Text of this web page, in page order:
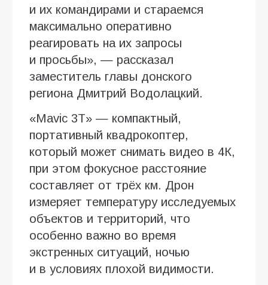
и их командирами и стараемся
максимально оперативно
реагировать на их запросы
и просьбы», — рассказал
заместитель главы донского
региона Дмитрий Водолацкий.
«Mavic 3T» — компактный,
портативный квадрокоптер,
который может снимать видео в 4К,
при этом фокусное расстояние
составляет от трёх км. Дрон
измеряет температуру исследуемых
объектов и территорий, что
особенно важно во время
экстренных ситуаций, ночью
и в условиях плохой видимости.